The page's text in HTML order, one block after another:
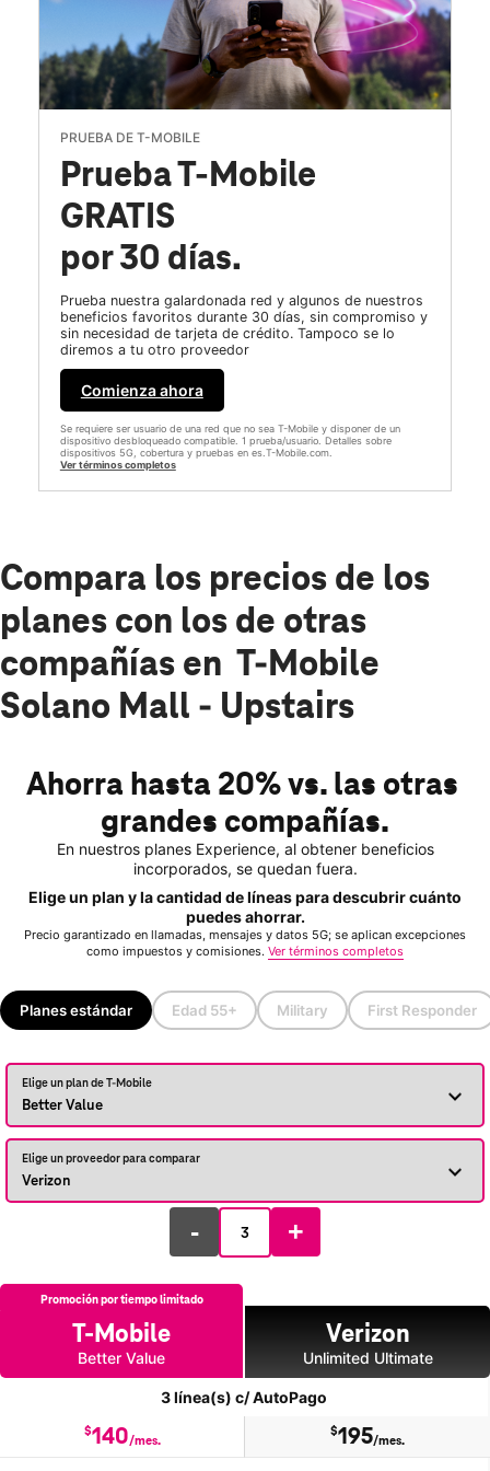
PRUEBA DE T-MOBILE
Prueba T-Mobile
GRATIS
por 30 días.
Prueba nuestra galardonada red y algunos de nuestros
beneficios favoritos durante 30 días, sin compromiso y
sin necesidad de tarjeta de crédito. Tampoco se lo
diremos a tu otro proveedor
Comienza ahora
Se requiere ser usuario de una red que no sea T-Mobile y disponer de un
dispositivo desbloqueado compatible. 1 prueba/usuario. Detalles sobre
dispositivos 5G, cobertura y pruebas en es.T-Mobile.com.
Ver términos completos
Compara los precios de los
planes con los de otras
compañías en T-Mobile
Solano Mall - Upstairs